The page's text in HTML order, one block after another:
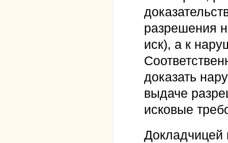
разрешения
иск), а к
доказать
выдаче
исковые
Докладчицей